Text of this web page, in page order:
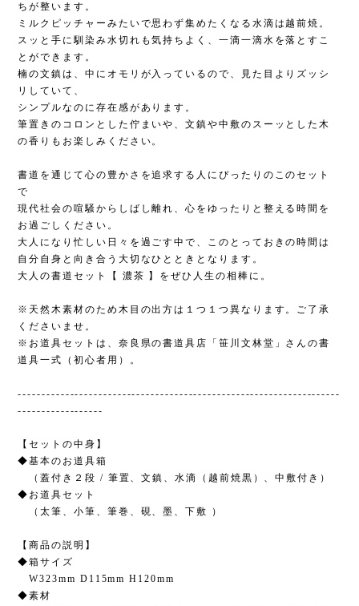
ちが整います。
ミルクピッチャーみたいで思わず集めたくなる水滴は越前焼。
スッと手に馴染み水切れも気持ちよく、一滴一滴水を落とすこ
とができます。
楠の文鎮は、中にオモリが入っているので、見た目よりズッシ
リしていて、
シンプルなのに存在感があります。
筆置きのコロンとした佇まいや、文鎮や中敷のスーッとした木
の香りもお楽しみください。
書道を通じて心の豊かさを追求する人にぴったりのこのセット
で
現代社会の喧騒からしばし離れ、心をゆったりと整える時間を
お過ごしください。
大人になり忙しい日々を過ごす中で、このとっておきの時間は
自分自身と向き合う大切なひとときとなります。
大人の書道セット【 濃茶 】をぜひ人生の相棒に。
※天然木素材のため木目の出方は１つ１つ異なります。ご了承
くださいませ。
※お道具セットは、奈良県の書道具店「笹川文林堂」さんの書
道具一式（初心者用）。
--------------------------------------------------------------------
------------------
【セットの中身】
◆基本のお道具箱
（蓋付き２段 / 筆置、文鎮、水滴（越前焼黒）、中敷付き）
◆お道具セット
（太筆、小筆、筆巻、硯、墨、下敷 ）
【商品の説明】
◆箱サイズ
W323mm D115mm H120mm
◆素材